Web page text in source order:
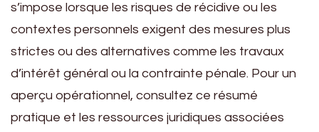
s’impose lorsque les risques de récidive ou les
contextes personnels exigent des mesures plus
strictes ou des alternatives comme les travaux
d’intérêt général ou la contrainte pénale. Pour un
aperçu opérationnel, consultez ce résumé
pratique et les ressources juridiques associées